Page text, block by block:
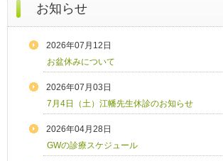
お知らせ
2026年07月12日
お盆休みについて
2026年07月03日
7月4日（土）江幡先生休診のお知らせ
2026年04月28日
GWの診療スケジュール